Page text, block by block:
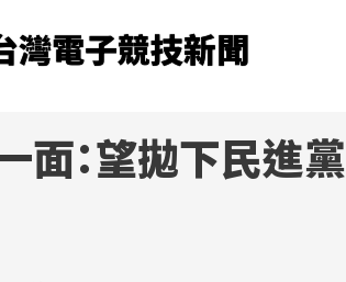
灣電子競技新聞
面：望拋下民進黨